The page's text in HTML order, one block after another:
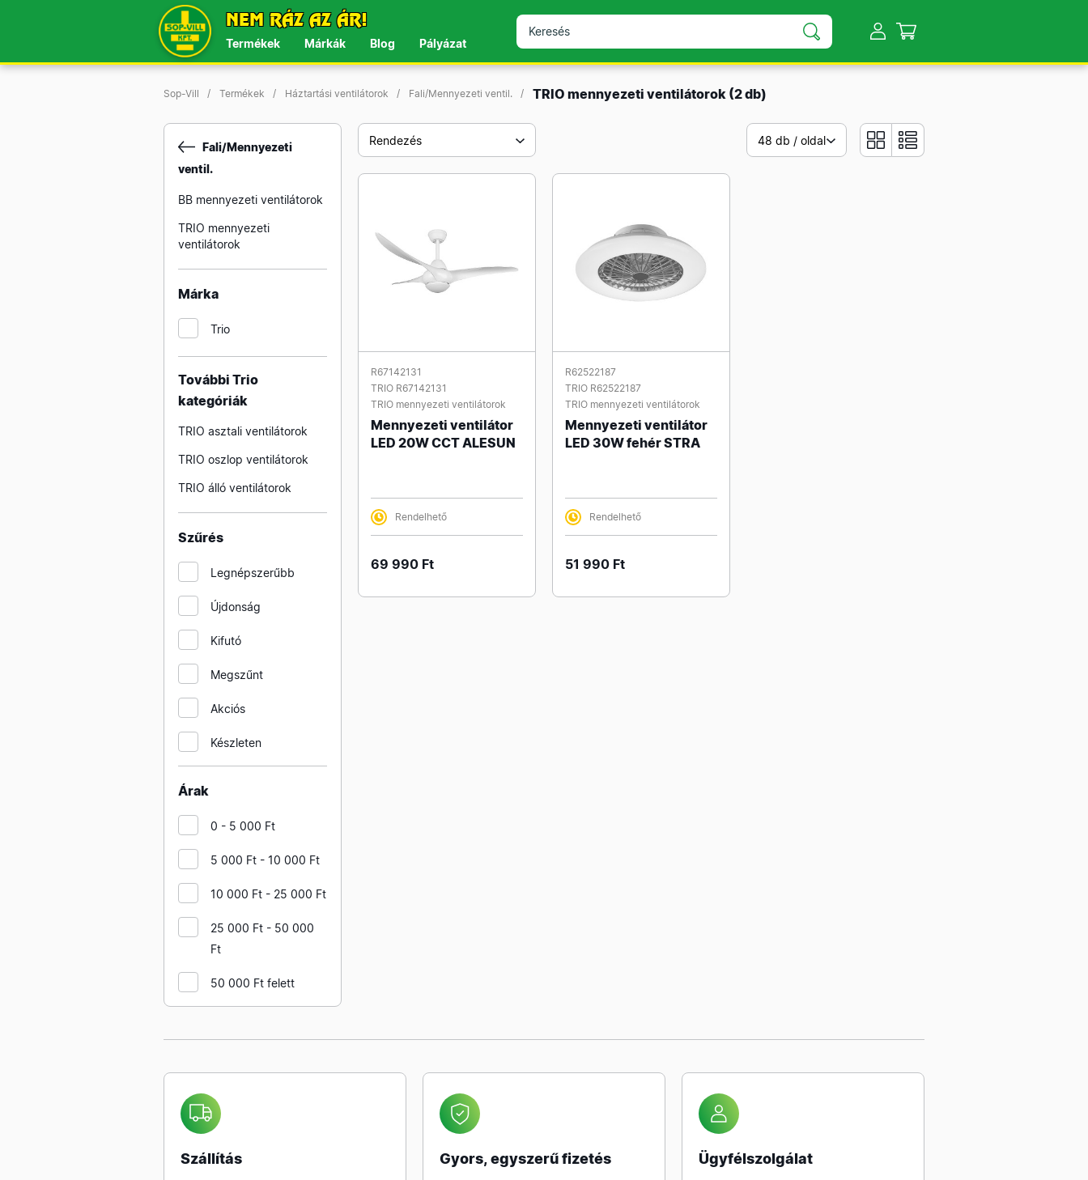
NEM RÁZ AZ ÁR!
Termékek Márkák Blog Pályázat
Sop-Vill Termékek Háztartási ventilátorok Fali/Mennyezeti ventil. TRIO mennyezeti ventilátorok (2 db)
Fali/Mennyezeti
ventil.
BB mennyezeti ventilátorok
TRIO mennyezeti
ventilátorok
Márka
Trio
További Trio
kategóriák
TRIO asztali ventilátorok
TRIO oszlop ventilátorok
TRIO álló ventilátorok
Szűrés
Legnépszerűbb
Újdonság
Kifutó
Megszűnt
Akciós
Készleten
Árak
0 - 5 000 Ft
5 000 Ft - 10 000 Ft
10 000 Ft - 25 000 Ft
25 000 Ft - 50 000
Ft
50 000 Ft felett
Rendezés 48 db / oldal
R67142131
TRIO R67142131
TRIO mennyezeti ventilátorok
Mennyezeti ventilátor
LED 20W CCT ALESUN
Rendelhető
69 990 Ft
R62522187
TRIO R62522187
TRIO mennyezeti ventilátorok
Mennyezeti ventilátor
LED 30W fehér STRA
Rendelhető
51 990 Ft
Szállítás Gyors, egyszerű fizetés Ügyfélszolgálat